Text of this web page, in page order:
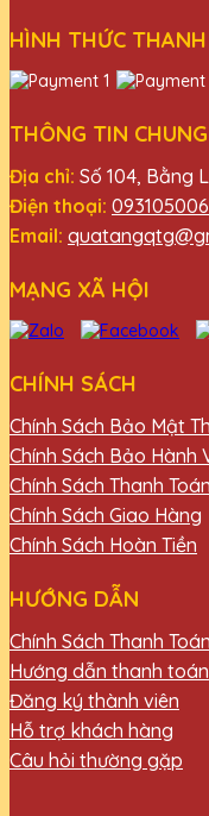
HÌNH THỨC
THÔNG TIN CHUNG
Địa chỉ: Số 104, Bằng
Điện thoại:
Email:
MẠNG XÃ HỘI
CHÍNH SÁCH
Chính Sách Bảo Mật
Chính Sách Bảo Hành
Chính Sách Thanh Toán
Chính Sách Giao Hàng
Chính Sách Hoàn Tiền
HƯỚNG DẪN
Chính Sách Thanh Toán
Hướng dẫn thanh toán
Đăng ký thành viên
Hỗ trợ khách hàng
Câu hỏi thường gặp